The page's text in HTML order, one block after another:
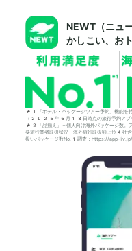
NEWT（ニュー
かしこい、お
*1「ホテル・パッケージツアー予約」機能を
（2025年6月18日時点の旅行予約アプリ
*2「品揃え」＝個人向け海外パッケージ
要旅行業者取扱状況」海外旅行取扱額上位4社
扱いパッケージ数No.1調査：https://